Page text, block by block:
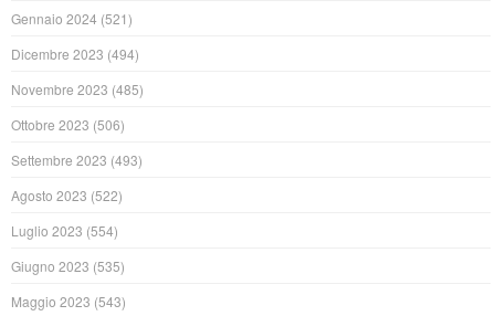
Gennaio 2024 (521)
Dicembre 2023 (494)
Novembre 2023 (485)
Ottobre 2023 (506)
Settembre 2023 (493)
Agosto 2023 (522)
Luglio 2023 (554)
Giugno 2023 (535)
Maggio 2023 (543)